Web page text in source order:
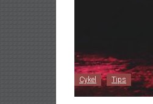
Cykel Tips